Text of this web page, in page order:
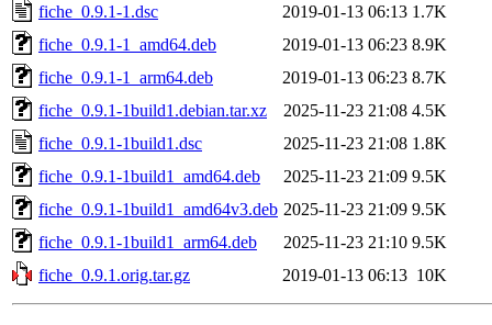
fiche_0.9.1-1.dsc
2019-01-13 06:13 1.7K
fiche_0.9.1-1_amd64.deb
2019-01-13 06:23 8.9K
fiche_0.9.1-1_arm64.deb
2019-01-13 06:23 8.7K
fiche_0.9.1-1build1.debian.tar.xz
2025-11-23 21:08 4.5K
fiche_0.9.1-1build1.dsc
2025-11-23 21:08 1.8K
fiche_0.9.1-1build1_amd64.deb
2025-11-23 21:09 9.5K
fiche_0.9.1-1build1_amd64v3.deb 2025-11-23 21:09 9.5K
fiche_0.9.1-1build1_arm64.deb
2025-11-23 21:10 9.5K
fiche_0.9.1.orig.tar.gz
2019-01-13 06:13 10K